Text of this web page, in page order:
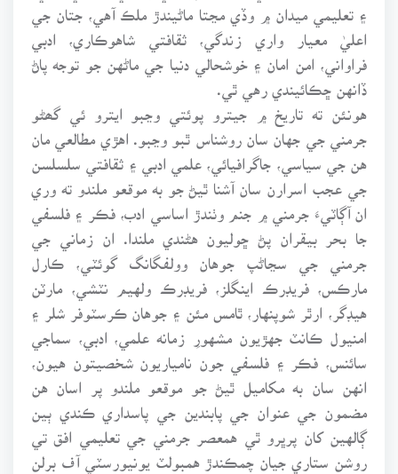
۽ تعليمي ميدان ۾ وڏي مڃتا ماڻيندڙ ملڪ آهي، جتان جي
اعليٰ معيار واري زندگي، ثقافتي شاهوڪاري، ادبي
فراواني، امن امان ۽ خوشحالي دنيا جي ماڻهن جو توجه پاڻ
ڏانهن ڇڪائيندي رهي ٿي.
هونئن ته تاريخ ۾ جيترو پوئتي وڃبو ايترو ئي گھڻو
جرمني جي جهان سان روشناس ٿبو وڃبو. اهڙي مطالعي مان
هن جي سياسي، جاگرافيائي، علمي ادبي ۽ ثقافتي سلسلسن
جي عجب اسرارن سان آشنا ٿيڻ جو به موقعو ملندو ته وري
ان آڳاٽيءَ جرمني ۾ جنم وٺندڙ اساسي ادب، فڪر ۽ فلسفي
جا بحر بيقران پڻ ڇوليون هڻندي ملندا. ان زماني جي
جرمني جي سڃاڻپ جوهان وولفگانگ گوئٽي، ڪارل
مارڪس، فريڊرڪ اينگلز، فريڊرڪ ولهيم نٽشي، مارٽن
هيڊگر، ارٿر شوپنهار، ٿامس مئن ۽ جوهان ڪرسٽوفر شلر ۽
امنيول ڪانٽ جهڙيون مشهورِ زمانه علمي، ادبي، سماجي
سائنس، فڪر ۽ فلسفي جون نامياريون شخصيتون هيون،
انهن سان به مکاميل ٿيڻ جو موقعو ملندو پر اسان هن
مضمون جي عنوان جي پابندين جي پاسداري ڪندي ٻين
ڳالهين کان پرڀرو ٿي همعصر جرمني جي تعليمي افق تي
روشن ستاري جيان چمڪندڙ همبولٽ يونيورسٽي آف برلن